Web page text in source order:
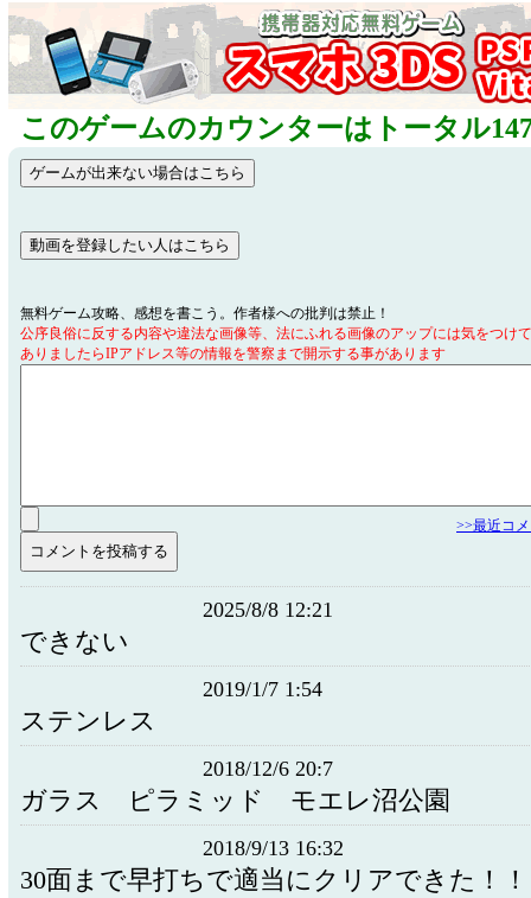
このゲームのカウンターはトータル
無料ゲーム攻略、感想を書こう。作者様への批判は禁止！
公序良俗に反する内容や違法な画像等、法にふれる画像のアップには気をつけ
ありましたらIPアドレス等の情報を警察まで開示する事があります
>>最近コ
2025/8/8 12:21
できない
2019/1/7 1:54
ステンレス
2018/12/6 20:7
ガラス ピラミッド モエレ沼公園
2018/9/13 16:32
30面まで早打ちで適当にクリアできた！！